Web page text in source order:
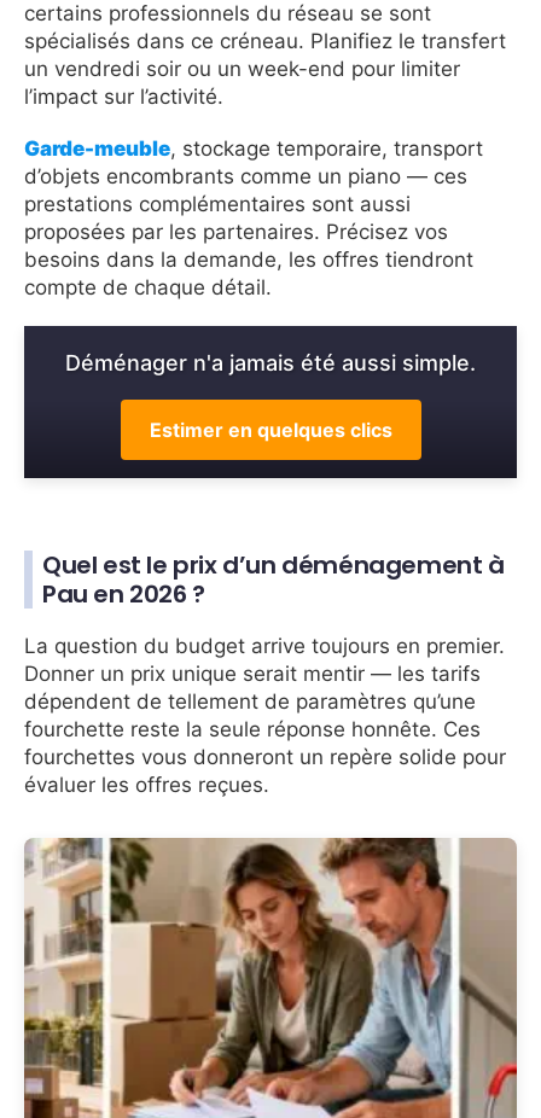
certains professionnels du réseau se sont
spécialisés dans ce créneau. Planifiez le transfert
un vendredi soir ou un week-end pour limiter
l’impact sur l’activité.
Garde-meuble, stockage temporaire, transport
d’objets encombrants comme un piano — ces
prestations complémentaires sont aussi
proposées par les partenaires. Précisez vos
besoins dans la demande, les offres tiendront
compte de chaque détail.
Déménager n'a jamais été aussi simple.
Estimer en quelques clics
Quel est le prix d’un déménagement à
Pau en 2026 ?
La question du budget arrive toujours en premier.
Donner un prix unique serait mentir — les tarifs
dépendent de tellement de paramètres qu’une
fourchette reste la seule réponse honnête. Ces
fourchettes vous donneront un repère solide pour
évaluer les offres reçues.